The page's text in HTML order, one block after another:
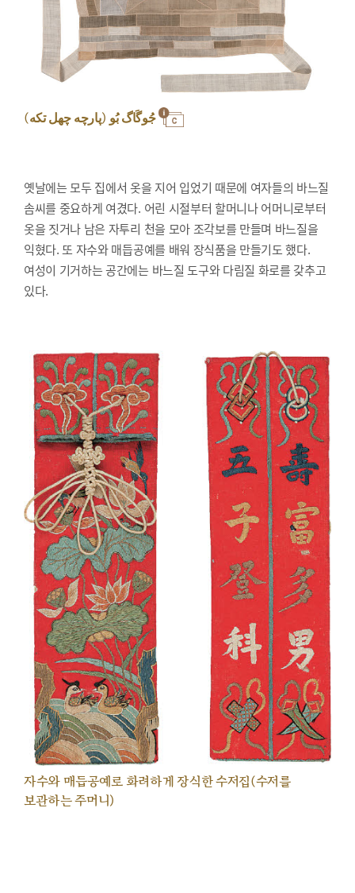
جُوگَاگ بُو (پارچه چهل تکه)
옛날에는 모두 집에서 옷을 지어 입었기 때문에 여자들의 바느질
솜씨를 중요하게 여겼다. 어린 시절부터 할머니나 어머니로부터
옷을 짓거나 남은 자투리 천을 모아 조각보를 만들며 바느질을
익혔다. 또 자수와 매듭공예를 배워 장식품을 만들기도 했다.
여성이 기거하는 공간에는 바느질 도구와 다림질 화로를 갖추고
있다.
자수와 매듭공예로 화려하게 장식한 수저집(수저를
보관하는 주머니)